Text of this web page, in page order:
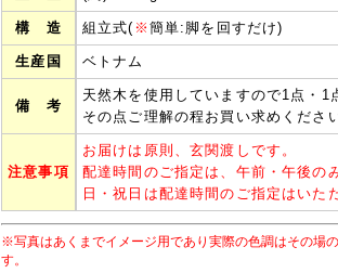
構 造 組立式( ※ 簡単:脚を回すだけ)
生産国 ベトナム
備 考
天然木を使用していますので1点・1
その点ご理解の程お買い求めくださ
注意事項
お届けは原則、玄関渡しです。
配達時間のご指定は、午前・午後の
日・祝日は配達時間のご指定はいた
※写真はあくまでイメージ用であり実際の色調はその場
す。